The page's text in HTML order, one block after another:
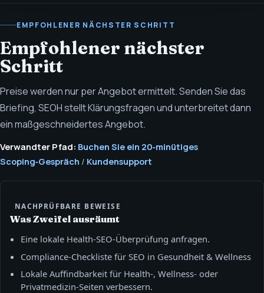
EMPFOHLENER NÄCHSTER SCHRITT
Empfohlener nächster
Schritt
Preise werden nur per Angebot ermittelt. Senden Sie das
Briefing, SEOH stellt Klärungsfragen und unterbreitet dann
ein maßgeschneidertes Angebot.
Verwandter Pfad: Buchen Sie ein 20‑minütiges
Scoping‑Gespräch / Kundensupport
NACHPRÜFBARE BEWEISE
Was Zweifel ausräumt
Eine lokale Health‑SEO‑Überprüfung anfragen.
Compliance‑Checkliste für SEO in Gesundheit & Wellness
Lokale Auffindbarkeit für Health-, Wellness‑ oder
Privatmedizin‑Seiten verbessern.